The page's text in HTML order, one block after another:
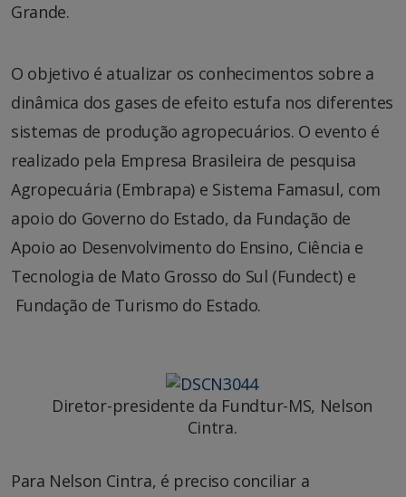
Grande.
O objetivo é atualizar os conhecimentos sobre a
dinâmica dos gases de efeito estufa nos diferentes
sistemas de produção agropecuários. O evento é
realizado pela Empresa Brasileira de pesquisa
Agropecuária (Embrapa) e Sistema Famasul, com
apoio do Governo do Estado, da Fundação de
Apoio ao Desenvolvimento do Ensino, Ciência e
Tecnologia de Mato Grosso do Sul (Fundect) e
Fundação de Turismo do Estado.
Diretor-presidente da Fundtur-MS, Nelson
Cintra.
Para Nelson Cintra, é preciso conciliar a